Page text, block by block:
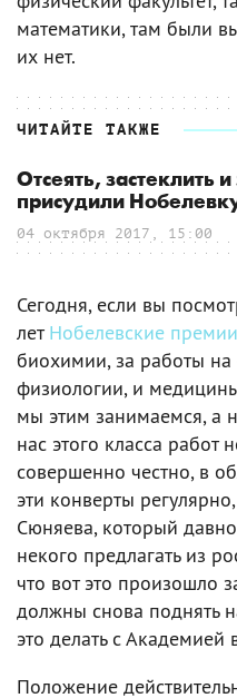
математики, там были
их нет.
ЧИТАЙТЕ ТАКЖЕ
Отсеять, застеклить
присудили
04 октября 2017, 15:00
Сегодня, если вы
летНобелевские премии
биохимии, за работы
физиологии, и
мы этим занимаемся, а
нас этого класса работ
совершенно честно, в
эти конверты
Сюняева, который
некого предлагать из
что вот это произошло
должны снова поднять
это делать с Академией
Положение